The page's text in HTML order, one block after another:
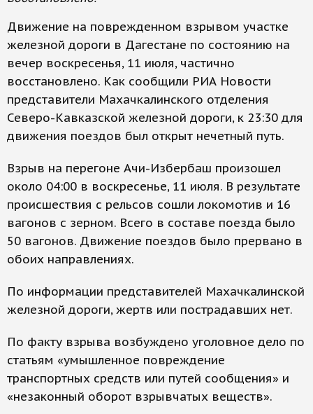
Движение на поврежденном взрывом участке
железной дороги в Дагестане по состоянию на
вечер воскресенья, 11 июля, частично
восстановлено. Как сообщили РИА Новости
представители Махачкалинского отделения
Северо-Кавказской железной дороги, к 23:30 для
движения поездов был открыт нечетный путь.
Взрыв на перегоне Ачи-Избербаш произошел
около 04:00 в воскресенье, 11 июля. В результате
происшествия с рельсов сошли локомотив и 16
вагонов с зерном. Всего в составе поезда было
50 вагонов. Движение поездов было прервано в
обоих направлениях.
По информации представителей Махачкалинской
железной дороги, жертв или пострадавших нет.
По факту взрыва возбуждено уголовное дело по
статьям «умышленное повреждение
транспортных средств или путей сообщения» и
«незаконный оборот взрывчатых веществ».